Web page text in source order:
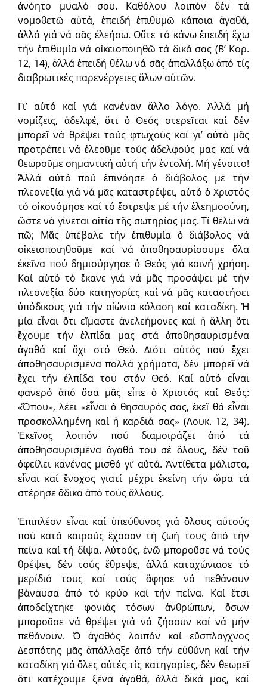
ἀνόητο μυαλό σου. Καθόλου λοιπόν δέν τά
νομοθετῶ αὐτά, ἐπειδή ἐπιθυμῶ κάποια ἀγαθά,
ἀλλά γιά νά σᾶς ἐλεήσω. Οὔτε τό κάνω ἐπειδή ἔχω
τήν ἐπιθυμία νά οἰκειοποιηθῶ τά δικά σας (Β’ Κορ.
12, 14), ἀλλά ἐπειδή θέλω νά σᾶς ἀπαλλάξω ἀπό τίς
διαβρωτικές παρενέργειες ὅλων αὐτῶν.
Γι’ αὐτό καί γιά κανέναν ἄλλο λόγο. Ἀλλά μή
νομίζεις, ἀδελφέ, ὅτι ὁ Θεός στερεῖται καί δέν
μπορεῖ νά θρέψει τούς φτωχούς καί γι’ αὐτό μᾶς
προτρέπει νά ἐλεοῦμε τούς ἀδελφούς μας καί νά
θεωροῦμε σημαντική αὐτή τήν ἐντολή. Μή γένοιτο!
Ἀλλά αὐτό πού ἐπινόησε ὁ διάβολος μέ τήν
πλεονεξία γιά νά μᾶς καταστρέψει, αὐτό ὁ Χριστός
τό οἰκονόμησε καί τό ἔστρεψε μέ τήν ἐλεημοσύνη,
ὥστε νά γίνεται αἰτία τῆς σωτηρίας μας. Τί θέλω νά
πῶ; Μᾶς ὑπέβαλε τήν ἐπιθυμία ὁ διάβολος νά
οἰκειοποιηθοῦμε καί νά ἀποθησαυρίσουμε ὅλα
ἐκεῖνα πού δημιούργησε ὁ Θεός γιά κοινή χρήση.
Καί αὐτό τό ἔκανε γιά νά μᾶς προσάψει μέ τήν
πλεονεξία δύο κατηγορίες καί νά μᾶς καταστήσει
ὑπόδικους γιά τήν αἰώνια κόλαση καί καταδίκη. Ἡ
μία εἶναι ὅτι εἴμαστε ἀνελεήμονες καί ἡ ἄλλη ὅτι
ἔχουμε τήν ἐλπίδα μας στά ἀποθησαυρισμένα
ἀγαθά καί ὄχι στό Θεό. Διότι αὐτός πού ἔχει
ἀποθησαυρισμένα πολλά χρήματα, δέν μπορεῖ νά
ἔχει τήν ἐλπίδα του στόν Θεό. Καί αὐτό εἶναι
φανερό ἀπό ὅσα μᾶς εἶπε ὁ Χριστός καί Θεός:
«Ὅπου», λέει «εἶναι ὁ θησαυρός σας, ἐκεῖ θά εἶναι
προσκολλημένη καί ἡ καρδιά σας» (Λουκ. 12, 34).
Ἐκεῖνος λοιπόν πού διαμοιράζει ἀπό τά
ἀποθησαυρισμένα ἀγαθά του σέ ὅλους, δέν τοῦ
ὀφείλει κανένας μισθό γι’ αὐτά. Ἀντίθετα μάλιστα,
εἶναι καί ἔνοχος γιατί μέχρι ἐκείνη τήν ὥρα τά
στέρησε ἄδικα ἀπό τούς ἄλλους.
Ἐπιπλέον εἶναι καί ὑπεύθυνος γιά ὅλους αὐτούς
πού κατά καιρούς ἔχασαν τή ζωή τους ἀπό τήν
πείνα καί τή δίψα. Αὐτούς, ἐνῶ μποροῦσε νά τούς
θρέψει, δέν τούς ἔθρεψε, ἀλλά καταχώνιασε τό
μερίδιό τους καί τούς ἄφησε νά πεθάνουν
βάναυσα ἀπό τό κρύο καί τήν πείνα. Καί ἔτσι
ἀποδείχτηκε φονιάς τόσων ἀνθρώπων, ὅσων
μποροῦσε νά θρέψει γιά νά ζήσουν καί νά μήν
πεθάνουν. Ὁ ἀγαθός λοιπόν καί εὔσπλαγχνος
Δεσπότης μᾶς ἀπάλλαξε ἀπό τήν εὐθύνη καί τήν
καταδίκη γιά ὅλες αὐτές τίς κατηγορίες, δέν θεωρεῖ
ὅτι κατέχουμε ξένα ἀγαθά, ἀλλά δικά μας, καί